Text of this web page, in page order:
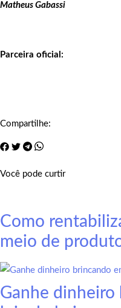
Matheus Gabassi
Parceira oficial:
Compartilhe:
Você pode curtir
Como
meio de
Ganhe dinheiro